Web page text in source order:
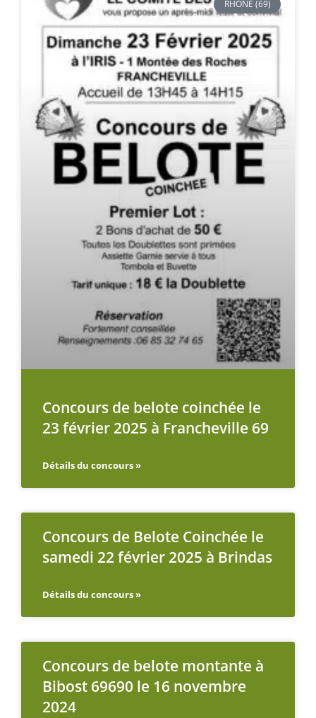
RHÔNE (69)
Concours de belote coinchée le
23 février 2025 à Francheville 69
Détails du concours »
Concours de Belote Coinchée le
samedi 22 février 2025 à Brindas
Détails du concours »
Concours de belote montante à
Bibost 69690 le 16 novembre
2024